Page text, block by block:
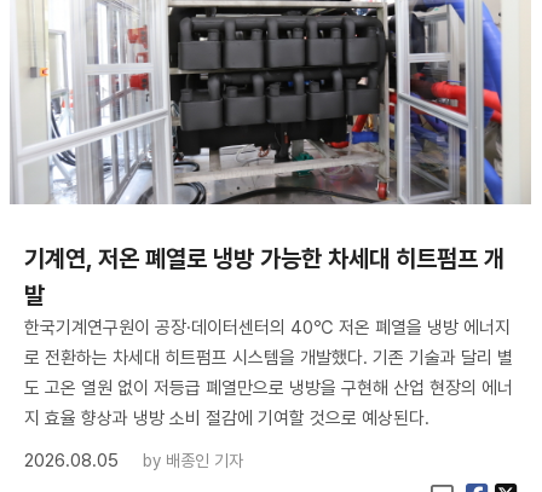
기계연, 저온 폐열로 냉방 가능한 차세대 히트펌프 개
발
한국기계연구원이 공장·데이터센터의 40℃ 저온 폐열을 냉방 에너지
로 전환하는 차세대 히트펌프 시스템을 개발했다. 기존 기술과 달리 별
도 고온 열원 없이 저등급 폐열만으로 냉방을 구현해 산업 현장의 에너
지 효율 향상과 냉방 소비 절감에 기여할 것으로 예상된다.
2026.08.05
by 배종인 기자